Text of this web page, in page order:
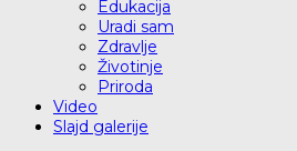
Edukacija
Uradi sam
Zdravlje
Životinje
Priroda
Video
Slajd galerije